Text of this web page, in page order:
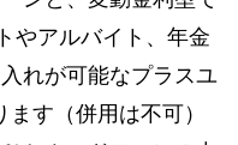
やアルバイト、年金
れが可能なプラスユ
す（併用は不可）